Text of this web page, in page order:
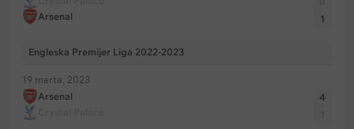
Arsenal
1
Engleska Premijer Liga 2022-2023
19 marta, 2023
Arsenal
4